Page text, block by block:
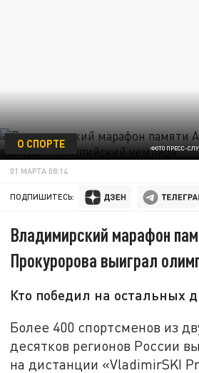
ФОТО ПРЕСС-
О СПОРТЕ
01 МАРТА 08:14
ПОДПИШИТЕСЬ:
Владимирский марафон
Прокуророва выиграл
Кто победил на остальных
Более 400 спортсменов из
десятков регионов России
на дистанции «VladimirSKI